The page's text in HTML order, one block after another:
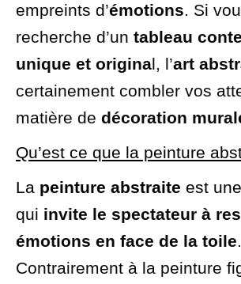
empreints d’émotions . Si
recherche d’un tableau
unique et original, l’art
certainement combler vos
matière de décoration
Qu’est ce que la peinture
La peinture abstraite est
qui invite le spectateur à
émotions en face de la toile
Contrairement à la peinture